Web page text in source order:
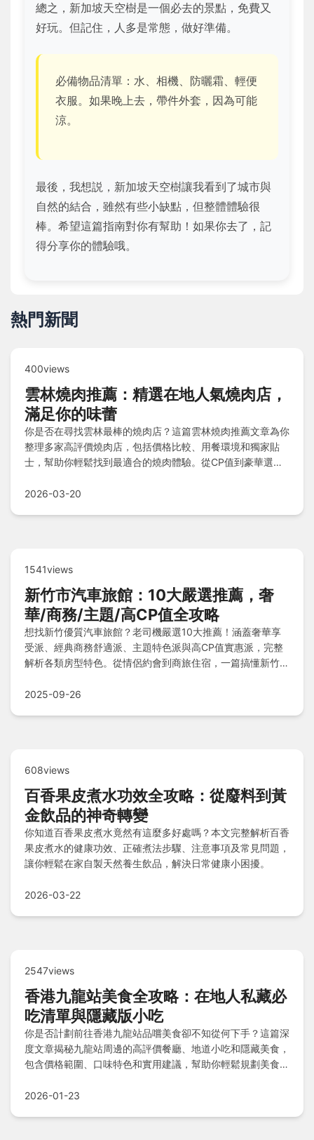
總之，新加坡天空樹是一個必去的景點，免費又
好玩。但記住，人多是常態，做好準備。
必備物品清單：水、相機、防曬霜、輕便
衣服。如果晚上去，帶件外套，因為可能
涼。
最後，我想説，新加坡天空樹讓我看到了城市與
自然的結合，雖然有些小缺點，但整體體驗很
棒。希望這篇指南對你有幫助！如果你去了，記
得分享你的體驗哦。
熱門新聞
400views
雲林燒肉推薦：精選在地人氣燒肉店，
滿足你的味蕾
你是否在尋找雲林最棒的燒肉店？這篇雲林燒肉推薦文章為你
整理多家高評價燒肉店，包括價格比較、用餐環境和獨家貼
士，幫助你輕鬆找到最適合的燒肉體驗。從CP值到豪華選
2026-03-20
1541views
新竹市汽車旅館：10大嚴選推薦，奢
華/商務/主題/高CP值全攻略
想找新竹優質汽車旅館？老司機嚴選10大推薦！涵蓋奢華享
受派、經典商務舒適派、主題特色派與高CP值實惠派，完整
解析各類房型特色。從情侶約會到商旅住宿，一篇搞懂新竹摩
2025-09-26
608views
百香果皮煮水功效全攻略：從廢料到黃
金飲品的神奇轉變
你知道百香果皮煮水竟然有這麼多好處嗎？本文完整解析百香
果皮煮水的健康功效、正確煮法步驟、注意事項及常見問題，
讓你輕鬆在家自製天然養生飲品，解決日常健康小困擾。
2026-03-22
2547views
香港九龍站美食全攻略：在地人私藏必
吃清單與隱藏版小吃
你是否計劃前往香港九龍站品嚐美食卻不知從何下手？這篇深
度文章揭秘九龍站周邊的高評價餐廳、地道小吃和隱藏美食，
包含價格範圍、口味特色和實用建議，幫助你輕鬆規劃美食之
2026-01-23